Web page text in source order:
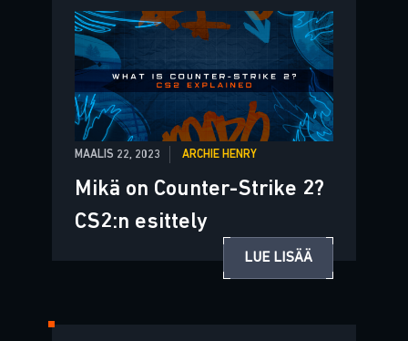
MAALIS 22, 2023 ARCHIE HENRY
Mikä on Counter-Strike 2?
CS2:n esittely
LUE LISÄÄ